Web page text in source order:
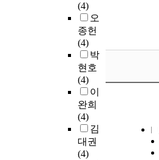
(4)
오
종헌
(4)
박
현호
(4)
이
완희
(4)
김
대권
(4)